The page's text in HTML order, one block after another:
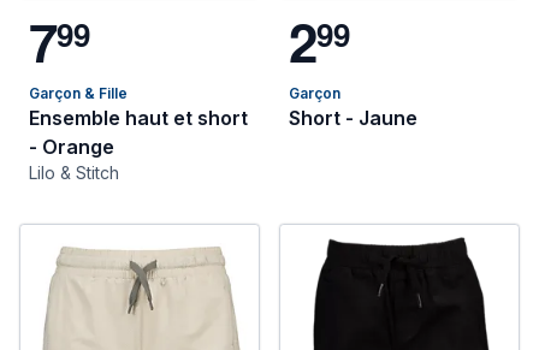
799
Garçon & Fille
Ensemble haut et short
- Orange
Lilo & Stitch
299
Garçon
Short - Jaune